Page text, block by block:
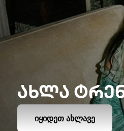
ᲐᲮᲚᲐ
ᲘᲧᲘᲓᲔᲗ ᲐᲮᲚᲐᲕᲔ